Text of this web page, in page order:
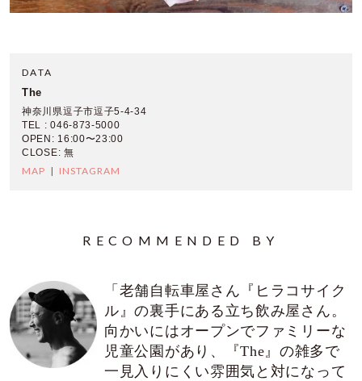
DATA
The
神奈川県逗子市逗子5-4-34
TEL : 046-873-5000
OPEN: 16:00〜23:00
CLOSE: 無
MAP INSTAGRAM
RECOMMENDED BY
「老舗自転車屋さん『ヒラコサイク
ル』の裏手にある立ち飲み屋さん。
向かいにはオープンでファミリーな
児童公園があり、『The』の雑多で
一見入りにくい雰囲気と対になって